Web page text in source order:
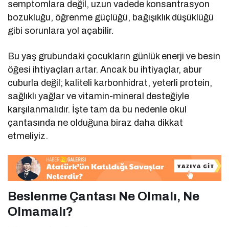
semptomlara değil, uzun vadede konsantrasyon
bozukluğu, öğrenme güçlüğü, bağışıklık düşüklüğü
gibi sorunlara yol açabilir.
Bu yaş grubundaki çocukların günlük enerji ve besin
öğesi ihtiyaçları artar. Ancak bu ihtiyaçlar, abur
cuburla değil; kaliteli karbonhidrat, yeterli protein,
sağlıklı yağlar ve vitamin-mineral desteğiyle
karşılanmalıdır. İşte tam da bu nedenle okul
çantasında ne olduğuna biraz daha dikkat
etmeliyiz.
Beslenme Çantası Ne Olmalı, Ne
Olmamalı?